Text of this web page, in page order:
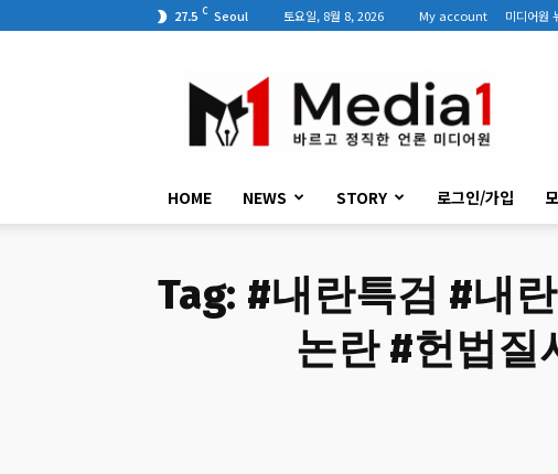
27.5 C Seoul 토요일, 8월 8, 2026 My account 미디어원
디
어
원
HOME NEWS STORY 로그인/가입
Tag: #내란특검 #내
논란 #헌법질